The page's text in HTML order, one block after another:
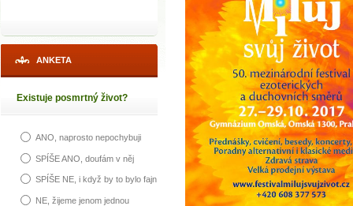
ANKETA
Existuje posmrtný život?
ANO, naprosto nepochybuji
SPÍŠE ANO, doufám v něj
SPÍŠE NE, i když by to bylo fajn
NE, žijeme jenom jednou